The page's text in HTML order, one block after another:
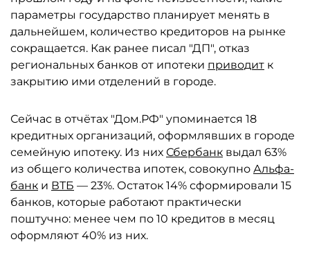
параметры государство планирует менять в
дальнейшем, количество кредиторов на рынке
сокращается. Как ранее писал "ДП", отказ
региональных банков от ипотеки приводит к
закрытию ими отделений в городе.
Сейчас в отчётах "Дом.РФ" упоминается 18
кредитных организаций, оформлявших в городе
семейную ипотеку. Из них Сбербанк выдал 63%
из общего количества ипотек, совокупно Альфа-
банк и ВТБ — 23%. Остаток 14% сформировали 15
банков, которые работают практически
поштучно: менее чем по 10 кредитов в месяц
оформляют 40% из них.